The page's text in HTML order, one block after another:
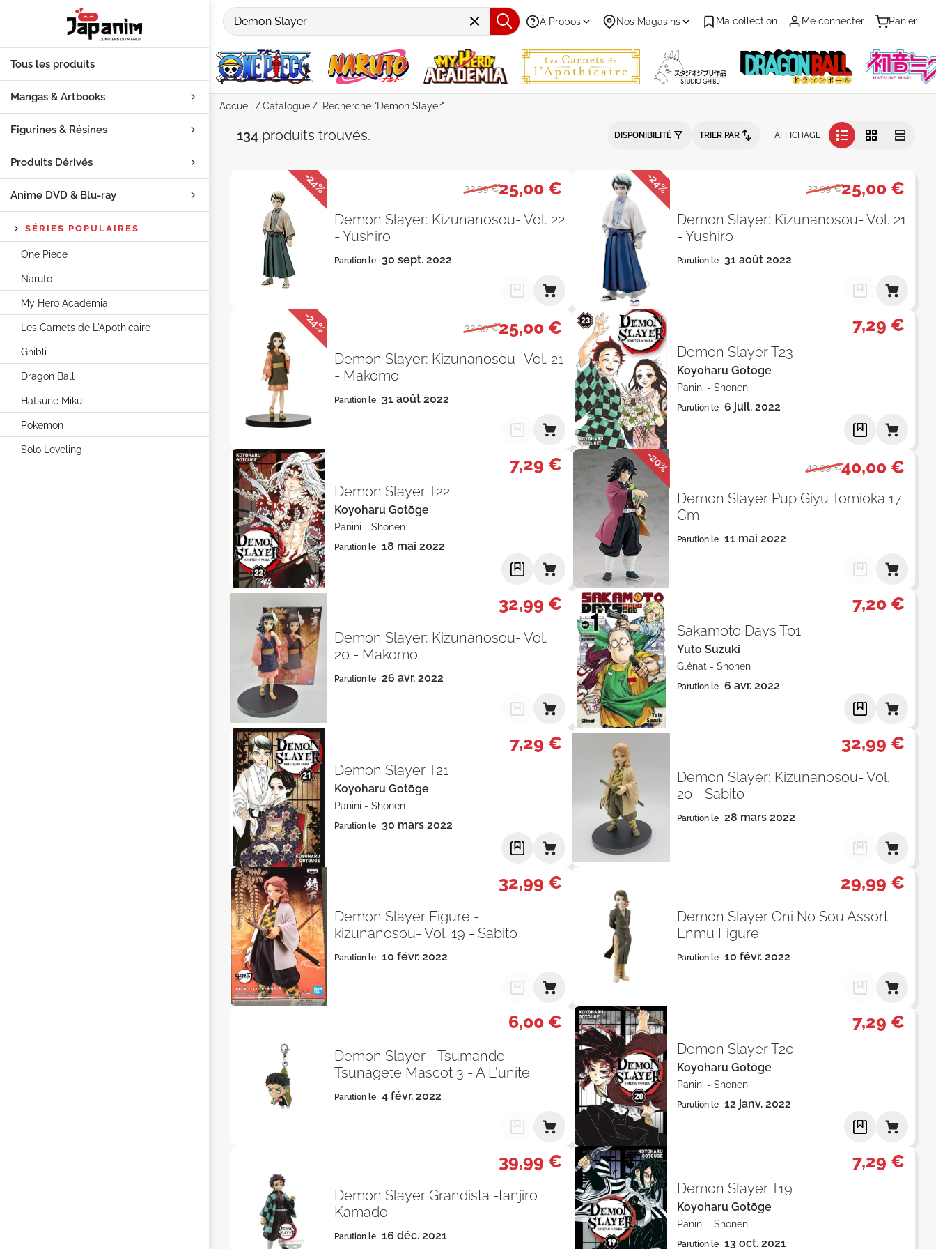
À Propos Nos Magasins Ma collection Me connecter Panier
Tous les produits
Mangas & Artbooks
Figurines & Résines
Produits Dérivés
Anime DVD & Blu‑ray
SÉRIES POPULAIRES
One Piece
Naruto
My Hero Academia
Les Carnets de L'Apothicaire
Ghibli
Dragon Ball
Hatsune Miku
Pokemon
Solo Leveling
Accueil Catalogue Recherche "Demon Slayer"
Recherche "Demon Slayer" - Par Date de parution - Page 4 - Catalogue
134 produits trouvés. DISPONIBILITÉ TRIER PAR AFFICHAGE
32,99 €25,00 €
Demon Slayer: Kizunanosou- Vol. 22
- Yushiro
Parution le 30 sept. 2022
-24% 32,99 €25,00 €
Demon Slayer: Kizunanosou- Vol. 21
- Yushiro
Parution le 31 août 2022
-24%
32,99 €25,00 €
Demon Slayer: Kizunanosou- Vol. 21
- Makomo
Parution le 31 août 2022
-24% 7,29 €
Demon Slayer T23
Koyoharu Gotōge
Panini - Shonen
Parution le 6 juil. 2022
7,29 €
Demon Slayer T22
Koyoharu Gotōge
Panini - Shonen
Parution le 18 mai 2022
49,99 €40,00 €
Demon Slayer Pup Giyu Tomioka 17
Cm
Parution le 11 mai 2022
-20%
32,99 €
Demon Slayer: Kizunanosou- Vol.
20 - Makomo
Parution le 26 avr. 2022
7,20 €
Sakamoto Days T01
Yuto Suzuki
Glénat - Shonen
Parution le 6 avr. 2022
7,29 €
Demon Slayer T21
Koyoharu Gotōge
Panini - Shonen
Parution le 30 mars 2022
32,99 €
Demon Slayer: Kizunanosou- Vol.
20 - Sabito
Parution le 28 mars 2022
32,99 €
Demon Slayer Figure -
kizunanosou- Vol. 19 - Sabito
Parution le 10 févr. 2022
29,99 €
Demon Slayer Oni No Sou Assort
Enmu Figure
Parution le 10 févr. 2022
6,00 €
Demon Slayer - Tsumande
Tsunagete Mascot 3 - A L'unite
Parution le 4 févr. 2022
7,29 €
Demon Slayer T20
Koyoharu Gotōge
Panini - Shonen
Parution le 12 janv. 2022
39,99 €
Demon Slayer Grandista -tanjiro
Kamado
Parution le 16 déc. 2021
7,29 €
Demon Slayer T19
Koyoharu Gotōge
Panini - Shonen
Parution le 13 oct. 2021